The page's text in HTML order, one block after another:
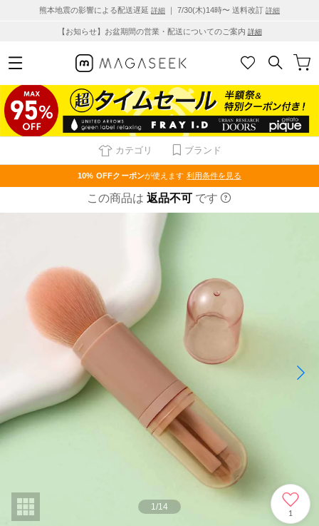
熊本地震の影響による配送遅延 詳細 ｜ 7/30(木)14時〜 送料改訂 詳細
【お知らせ】お盆期間の営業・配送についてのご案内 詳細
カテゴリ ブランド
10% OFFクーポンが使えます 利用条件を見る
この商品は 返品不可 です
1 /14
1